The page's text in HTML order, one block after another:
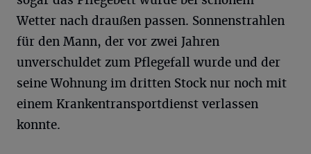
Wetter nach draußen passen. Sonnenstrahlen
für den Mann, der vor zwei Jahren
unverschuldet zum Pflegefall wurde und der
seine Wohnung im dritten Stock nur noch mit
einem Krankentransportdienst verlassen
konnte.